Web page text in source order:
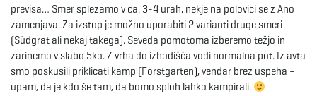
previsa… Smer splezamo v ca. 3-4 urah, nekje na polovici se z Ano
zamenjava. Za izstop je možno uporabiti 2 varianti druge smeri
(Südgrat ali nekaj takega). Seveda pomotoma izberemo težjo in
zarinemo v slabo 5ko. Z vrha do izhodišča vodi normalna pot. Iz avta
smo poskusili priklicati kamp (Forstgarten), vendar brez uspeha –
upam, da je kdo še tam, da bomo sploh lahko kampirali.